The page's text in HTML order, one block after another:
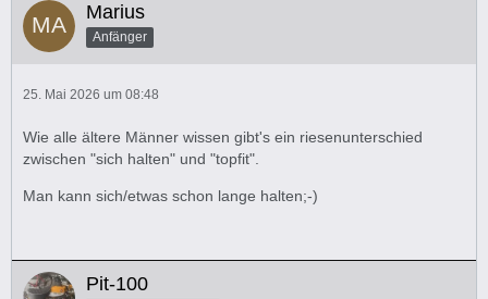
Marius
Anfänger
25. Mai 2026 um 08:48
Wie alle ältere Männer wissen gibt's ein riesenunterschied
zwischen "sich halten" und "topfit".
Man kann sich/etwas schon lange halten;-)
Pit-100